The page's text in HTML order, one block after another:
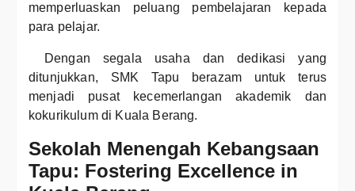
memperluaskan peluang pembelajaran kepada
para pelajar.
Dengan segala usaha dan dedikasi yang
ditunjukkan, SMK Tapu berazam untuk terus
menjadi pusat kecemerlangan akademik dan
kokurikulum di Kuala Berang.
Sekolah Menengah Kebangsaan
Tapu: Fostering Excellence in